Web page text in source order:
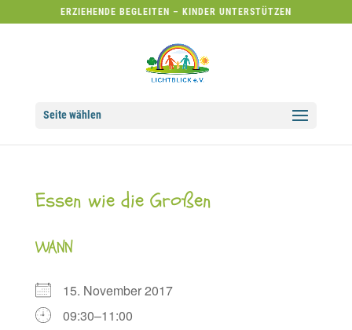
ERZIEHENDE BEGLEITEN – KINDER UNTERSTÜTZEN
Seite wählen
Essen wie die Großen
WANN
15. November 2017
09:30–11:00